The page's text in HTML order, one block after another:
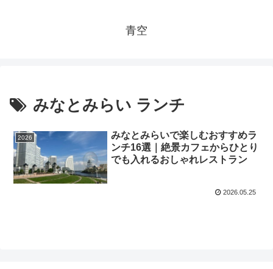
青空
みなとみらい ランチ
2026
みなとみらいで楽しむおすすめラ
ンチ16選｜絶景カフェからひとり
でも入れるおしゃれレストラン
2026.05.25